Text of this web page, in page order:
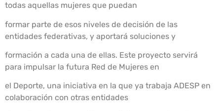
todas aquellas mujeres que puedan
formar parte de esos niveles de decisión de las
entidades federativas, y aportará soluciones y
formación a cada una de ellas. Este proyecto servirá
para impulsar la futura Red de Mujeres en
el Deporte, una iniciativa en la que ya trabaja ADESP en
colaboración con otras entidades